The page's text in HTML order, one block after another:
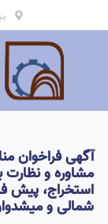
آگهی فراخوان
مشاوره و نظارت
استخراج، پیش
شمالی و